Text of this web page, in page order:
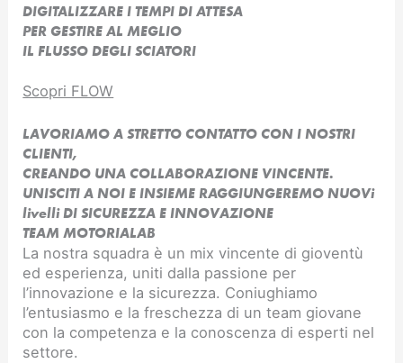
DIGITALIZZARE I TEMPI DI ATTESA
PER GESTIRE AL MEGLIO
IL FLUSSO DEGLI SCIATORI
Scopri FLOW
LAVORIAMO A STRETTO CONTATTO CON I NOSTRI
CLIENTI,
CREANDO UNA COLLABORAZIONE VINCENTE.
UNISCITI A NOI E INSIEME RAGGIUNGEREMO NUOVi
livelli DI SICUREZZA E INNOVAZIONE​
TEAM MOTORIALAB
La nostra squadra è un mix vincente di gioventù
ed esperienza, uniti dalla passione per
l’innovazione e la sicurezza. Coniughiamo
l’entusiasmo e la freschezza di un team giovane
con la competenza e la conoscenza di esperti nel
settore.